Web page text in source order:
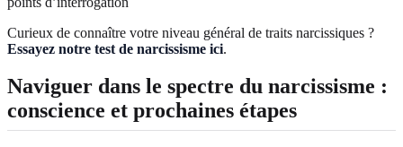
Curieux de connaître votre niveau général de traits narcissiques ?
Essayez notre test de narcissisme ici.
Naviguer dans le spectre du narcissisme :
conscience et prochaines étapes